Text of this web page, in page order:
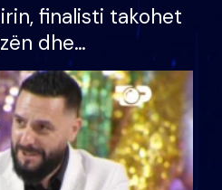
finalisti takohet
dhe
ndonjë letër